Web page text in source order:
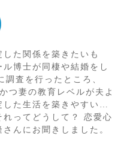
た関係を築きたいも
博士が同棲や結婚をし
査を行ったところ、
つ妻の教育レベルが夫よ
した生活を築きやすい…
れってどうして？ 恋愛心
んにお聞きしました。